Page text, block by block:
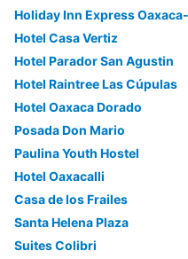
Hotel Casa Vertiz
Hotel Parador San Agustin
Hotel Raintree Las Cúpulas
Hotel Oaxaca Dorado
Posada Don Mario
Paulina Youth Hostel
Hotel Oaxacalli
Casa de los Frailes
Santa Helena Plaza
Suites Colibri